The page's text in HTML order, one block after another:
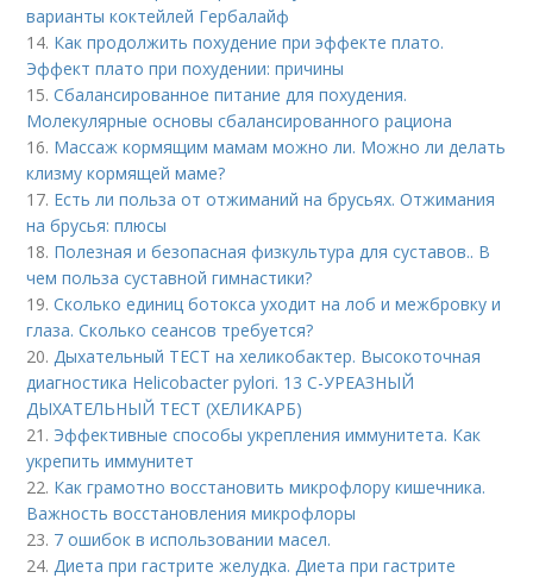
варианты коктейлей Гербалайф
14. Как продолжить похудение при эффекте плато.
Эффект плато при похудении: причины
15.Сбалансированное питание для похудения.
Молекулярные основы сбалансированного рациона
16. Массаж кормящим мамам можно ли. Можно ли делать
клизму кормящей маме?
17. Есть ли польза от отжиманий на брусьях. Отжимания
на брусья: плюсы
18. Полезная и безопасная физкультура для суставов.. В
чем польза суставной гимнастики?
19.Сколько единиц ботокса уходит на лоб и межбровку и
глаза. Сколько сеансов требуется?
20.Дыхательный ТЕСТ на хеликобактер. Высокоточная
диагностика Helicobacter pylori. 13 C-УРЕАЗНЫЙ
ДЫХАТЕЛЬНЫЙ ТЕСТ (ХЕЛИКАРБ)
21. Эффективные способы укрепления иммунитета. Как
укрепить иммунитет
22. Как грамотно восстановить микрофлору кишечника.
Важность восстановления микрофлоры
23. 7 ошибок в использовании масел.
24.Диета при гастрите желудка. Диета при гастрите